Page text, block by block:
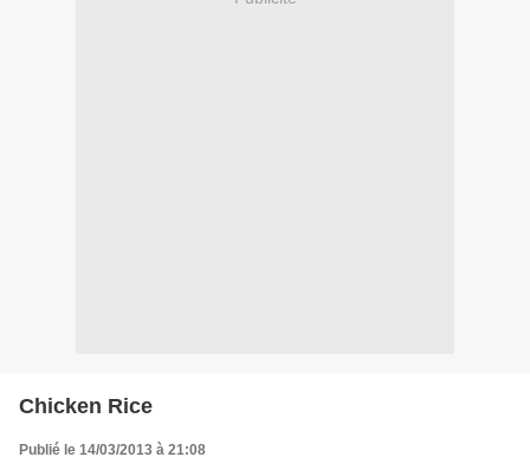
Chicken Rice
Publié le 14/03/2013 à 21:08